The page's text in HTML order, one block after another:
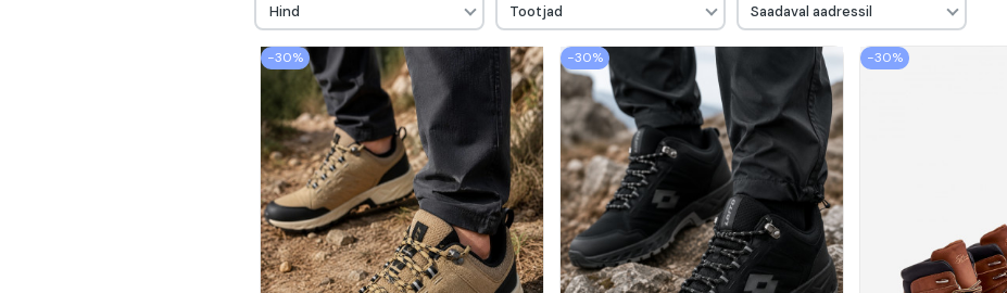
Hind Tootjad Saadaval aadressil
−30% −30% −30%